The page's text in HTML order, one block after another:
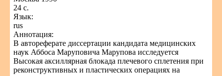
24 с.
Язык:
rus
Аннотация:
В автореферате диссертации кандидата медицинских
наук Аббоса Маруповича Марупова исследуется
Высокая аксиллярная блокада плечевого сплетения при
реконструктивных и пластических операциях на